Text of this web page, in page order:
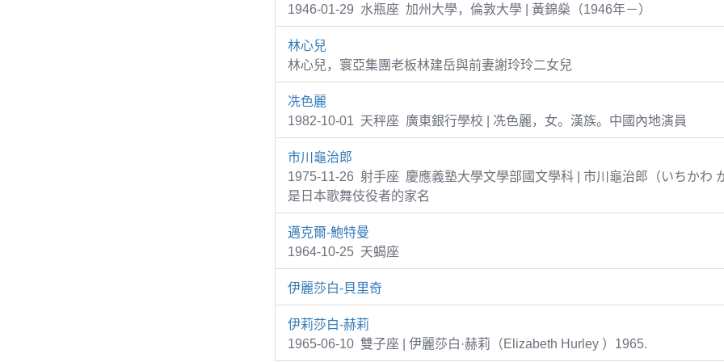
1946-01-29 水瓶座 加州大學，倫敦大學 | 黃錦燊（1946年－）
林心兒
林心兒，寰亞集團老板林建岳與前妻謝玲玲二女兒
冼色麗
1982-10-01 天秤座 廣東銀行學校 | 冼色麗，女。漢族。中國內地演員
市川龜治郎
1975-11-26 射手座 慶應義塾大學文學部國文學科 | 市川龜治郎（いちかわ
是日本歌舞伎役者的家名
邁克爾-鮑特曼
1964-10-25 天蝎座
伊麗莎白-貝里奇
伊莉莎白-赫莉
1965-06-10 雙子座 | 伊麗莎白·赫莉（Elizabeth Hurley ）1965.